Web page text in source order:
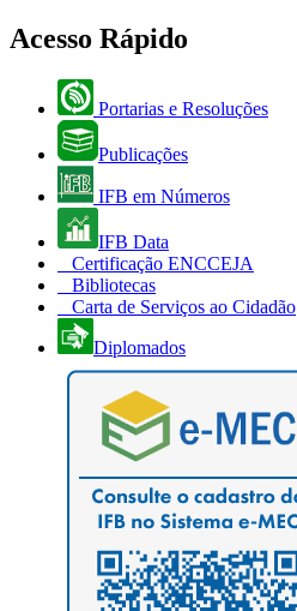
Acesso Rápido
Portarias e Resoluções
Publicações
IFB em Números
IFB Data
Certificação ENCCEJA
Bibliotecas
Carta de Serviços ao Cidadão
Diplomados